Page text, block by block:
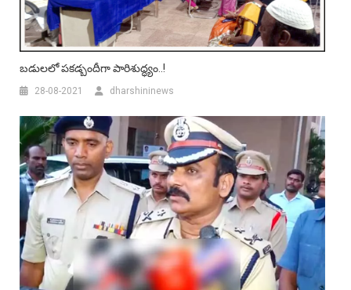
బ‌డుల‌లో ప‌క‌డ్బందీగా పారిశుద్ధ్యం..!
28-08-2021 dharshininews